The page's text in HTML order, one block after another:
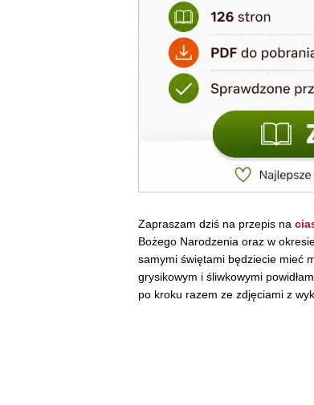
Zapraszam dziś na przepis na
Bożego Narodzenia oraz w
samymi świętami będziecie mieć
grysikowym i śliwkowymi
po kroku razem ze zdjęciami z